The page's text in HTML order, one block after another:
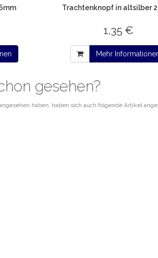
Trachtenknopf in altsilber
1,35 €
Mehr
gesehen?
haben, haben sich auch folgende Artikel